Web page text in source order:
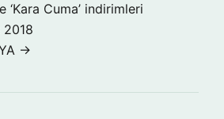
‘Kara Cuma’ indirimleri
2018
→